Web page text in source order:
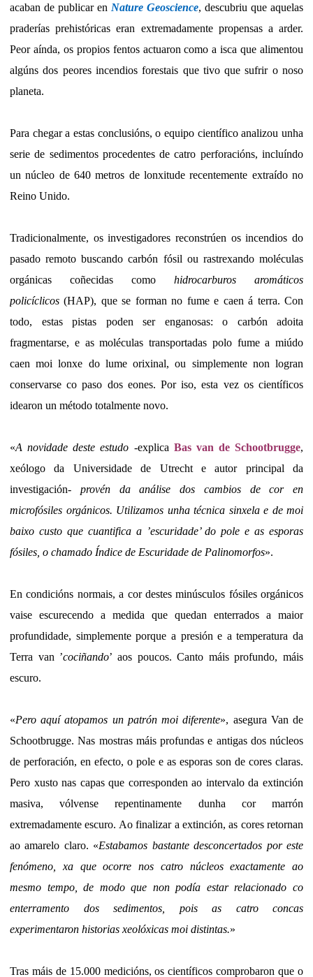
acaban de publicar en Nature Geoscience, descubriu que aquelas
praderías prehistóricas eran extremadamente propensas a arder.
Peor aínda, os propios fentos actuaron como a isca que alimentou
algúns dos peores incendios forestais que tivo que sufrir o noso
planeta.
Para chegar a estas conclusións, o equipo científico analizou unha
serie de sedimentos procedentes de catro perforacións, incluíndo
un núcleo de 640 metros de lonxitude recentemente extraído no
Reino Unido.
Tradicionalmente, os investigadores reconstrúen os incendios do
pasado remoto buscando carbón fósil ou rastrexando moléculas
orgánicas coñecidas como hidrocarburos aromáticos
policíclicos (HAP), que se forman no fume e caen á terra. Con
todo, estas pistas poden ser enganosas: o carbón adoita
fragmentarse, e as moléculas transportadas polo fume a miúdo
caen moi lonxe do lume orixinal, ou simplemente non logran
conservarse co paso dos eones. Por iso, esta vez os científicos
idearon un método totalmente novo.
«A novidade deste estudo -explica Bas van de Schootbrugge,
xeólogo da Universidade de Utrecht e autor principal da
investigación- provén da análise dos cambios de cor en
microfósiles orgánicos. Utilizamos unha técnica sinxela e de moi
baixo custo que cuantifica a ’escuridade’ do pole e as esporas
fósiles, o chamado Índice de Escuridade de Palinomorfos».
En condicións normais, a cor destes minúsculos fósiles orgánicos
vaise escurecendo a medida que quedan enterrados a maior
profundidade, simplemente porque a presión e a temperatura da
Terra van ’cociñando’ aos poucos. Canto máis profundo, máis
escuro.
«Pero aquí atopamos un patrón moi diferente», asegura Van de
Schootbrugge. Nas mostras máis profundas e antigas dos núcleos
de perforación, en efecto, o pole e as esporas son de cores claras.
Pero xusto nas capas que corresponden ao intervalo da extinción
masiva, vólvense repentinamente dunha cor marrón
extremadamente escuro. Ao finalizar a extinción, as cores retornan
ao amarelo claro. «Estabamos bastante desconcertados por este
fenómeno, xa que ocorre nos catro núcleos exactamente ao
mesmo tempo, de modo que non podía estar relacionado co
enterramento dos sedimentos, pois as catro concas
experimentaron historias xeolóxicas moi distintas.»
Tras máis de 15.000 medicións, os científicos comprobaron que o